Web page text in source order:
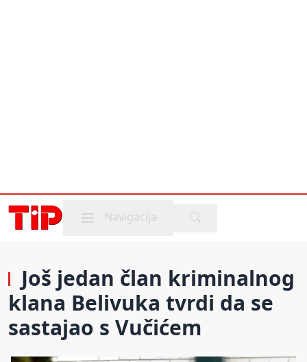
Mobile menu
Navigacija
Još jedan član kriminalnog
klana Belivuka tvrdi da se
sastajao s Vučićem